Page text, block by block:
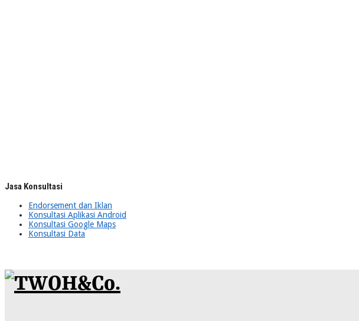
Jasa Konsultasi
Endorsement dan Iklan
Konsultasi Aplikasi Android
Konsultasi Google Maps
Konsultasi Data